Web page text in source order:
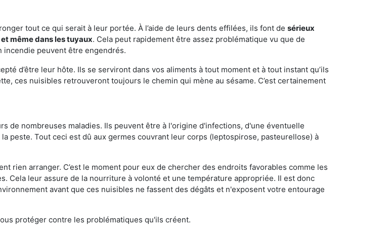
tout ce qui serait à leur portée. À l’aide de leurs dents effilées, ils font de sérieux
même dans les tuyaux. Cela peut rapidement être assez problématique vu que de
incendie peuvent être engendrés.
d’être leur hôte. Ils se serviront dans vos aliments à tout moment et à tout instant qu’ils
ces nuisibles retrouveront toujours le chemin qui mène au sésame. C’est certainement
de nombreuses maladies. Ils peuvent être à l'origine d'infections, d'une éventuelle
peste. Tout ceci est dû aux germes couvrant leur corps (leptospirose, pasteurellose) à
rien arranger. C’est le moment pour eux de chercher des endroits favorables comme les
Cela leur assure de la nourriture à volonté et une température appropriée. Il est donc
avant que ces nuisibles ne fassent des dégâts et n'exposent votre entourage
protéger contre les problématiques qu'ils créent.